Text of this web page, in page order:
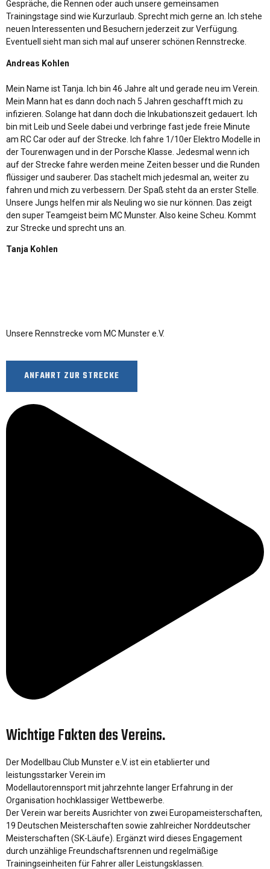
Gespräche, die Rennen oder auch unsere gemeinsamen
Trainingstage sind wie Kurzurlaub. Sprecht mich gerne an. Ich stehe
neuen Interessenten und Besuchern jederzeit zur Verfügung.
Eventuell sieht man sich mal auf unserer schönen Rennstrecke.
Andreas Kohlen
Mein Name ist Tanja. Ich bin 46 Jahre alt und gerade neu im Verein.
Mein Mann hat es dann doch nach 5 Jahren geschafft mich zu
infizieren. Solange hat dann doch die Inkubationszeit gedauert. Ich
bin mit Leib und Seele dabei und verbringe fast jede freie Minute
am RC Car oder auf der Strecke. Ich fahre 1/10er Elektro Modelle in
der Tourenwagen und in der Porsche Klasse. Jedesmal wenn ich
auf der Strecke fahre werden meine Zeiten besser und die Runden
flüssiger und sauberer. Das stachelt mich jedesmal an, weiter zu
fahren und mich zu verbessern. Der Spaß steht da an erster Stelle.
Unsere Jungs helfen mir als Neuling wo sie nur können. Das zeigt
den super Teamgeist beim MC Munster. Also keine Scheu. Kommt
zur Strecke und sprecht uns an.
Tanja Kohlen
Unsere Rennstrecke vom MC Munster e.V.
ANFAHRT ZUR STRECKE
Wichtige Fakten des Vereins.
Der Modellbau Club Munster e.V. ist ein etablierter und
leistungsstarker Verein im
Modellautorennsport mit jahrzehnte langer Erfahrung in der
Organisation hochklassiger Wettbewerbe.
Der Verein war bereits Ausrichter von zwei Europameisterschaften,
19 Deutschen Meisterschaften sowie zahlreicher Norddeutscher
Meisterschaften (SK-Läufe). Ergänzt wird dieses Engagement
durch unzählige Freundschaftsrennen und regelmäßige
Trainingseinheiten für Fahrer aller Leistungsklassen.